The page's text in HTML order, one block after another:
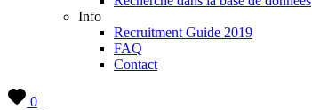
Info
Recruitment Guide 2019
FAQ
Contact
0